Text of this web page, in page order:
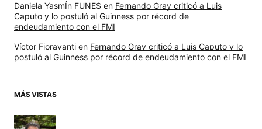
Daniela YasmÍn FUNES en Fernando Gray criticó a Luis
Caputo y lo postuló al Guinness por récord de
endeudamiento con el FMI
Víctor Fioravanti en Fernando Gray criticó a Luis Caputo y lo
postuló al Guinness por récord de endeudamiento con el FMI
MÁS VISTAS